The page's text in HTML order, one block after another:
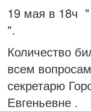
19 мая в 18ч
".
Количество
всем
секретарю
Евгеньевне .